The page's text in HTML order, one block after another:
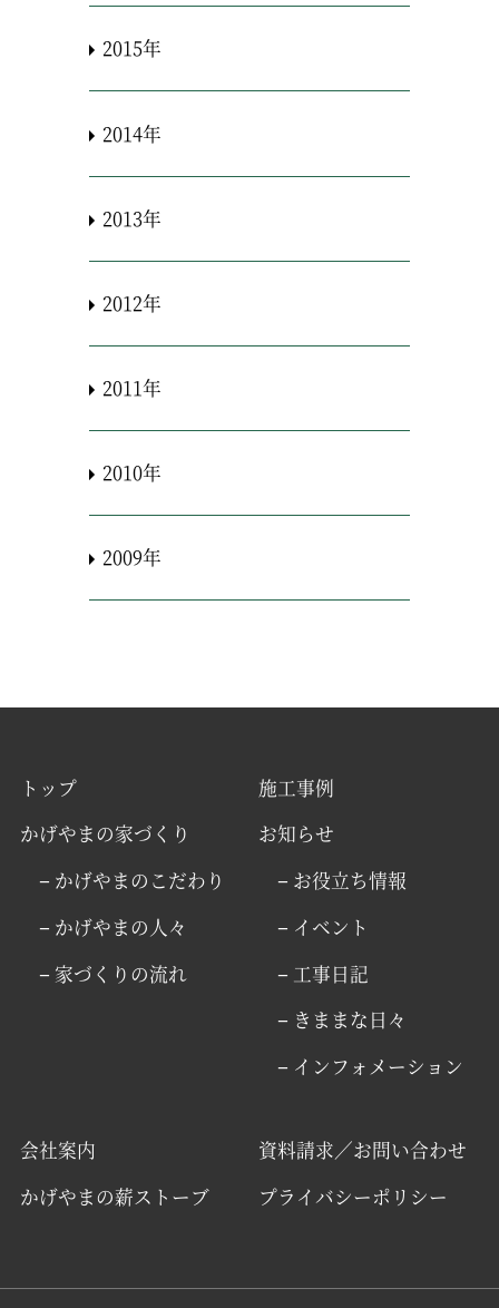
2015年
2014年
2013年
2012年
2011年
2010年
2009年
トップ
かげやまの家づくり
− かげやまのこだわり
− かげやまの人々
− 家づくりの流れ
施工事例
お知らせ
− お役立ち情報
− イベント
− 工事日記
− きままな日々
− インフォメーション
会社案内
かげやまの薪ストーブ
資料請求／お問い合わせ
プライバシーポリシー